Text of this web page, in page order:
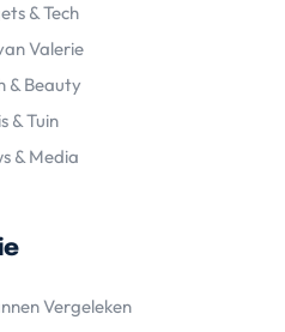
& Tech
Valerie
& Beauty
& Tuin
& Media
Vergeleken